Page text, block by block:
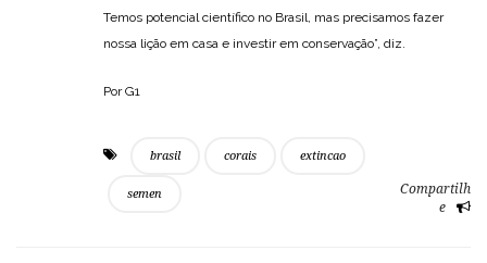
Temos potencial científico no Brasil, mas precisamos fazer
nossa lição em casa e investir em conservação”, diz.
Por G1
brasil corais extincao
semen
Compartilh
e